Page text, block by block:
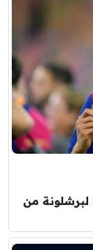
لبرشلونة من